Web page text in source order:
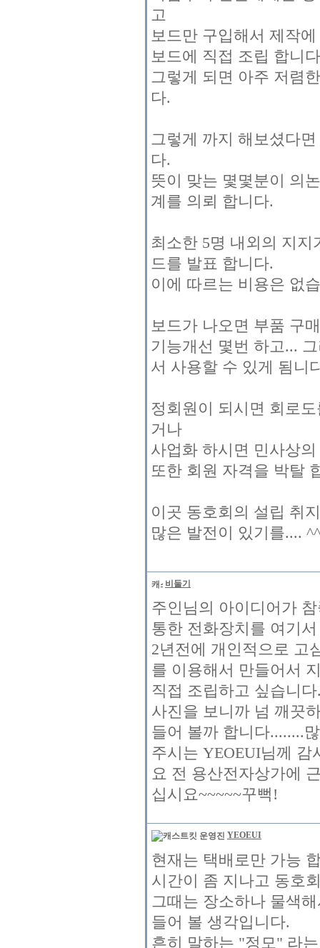
고
보드만 구입해서 제작
보드에 직접 조립 합니
그렇게 되면 아주 저렴
다.
그렇게 까지 해보셨다
다.
뜻이 맞는 몇몇분이 의
계를 의뢰 합니다.
최소한 5명 내외의 지
드를 발표 합니다.
이에 따르는 비용은 없
보드가 나오면 부품 구
기능개선 몇번 하고...
서 사용할 수 있게 됨니
정회원이 되시면 회로
거나
사업화 하시면 민사상
또한 회원 자격을 박탈
이곳 동호회의 설립 취
많은 발전이 있기를.... ^^
비둘기
주인님의 아이디어가
통한 전화장치를 여기
2년전에 개인적으로 고
를 이용해서 만들어서
직접 조립하고 싶습니
사진을 보니까 넘 깨끗
들어 볼까 합니다........
주시는 YEOEUI님께
요 전 용산전자상가에
십시요~~~~~꾸뻑!
YEOEUI
현재는 택배로만 가능
시간이 좀 지나고 동호
그때는 장소하나 물색
들어 볼 생각입니다.
흔히 말하는 "정모" 라